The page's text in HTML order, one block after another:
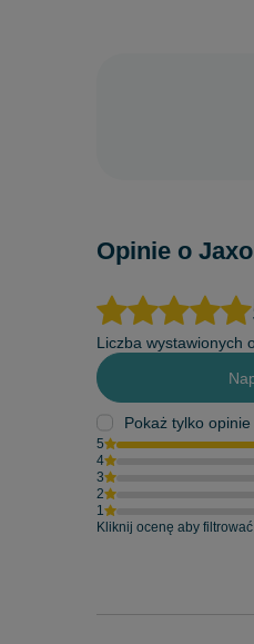
Opinie o
Liczba wystawionych
Pokaż tylko
5
4
3
2
1
Kliknij ocenę aby